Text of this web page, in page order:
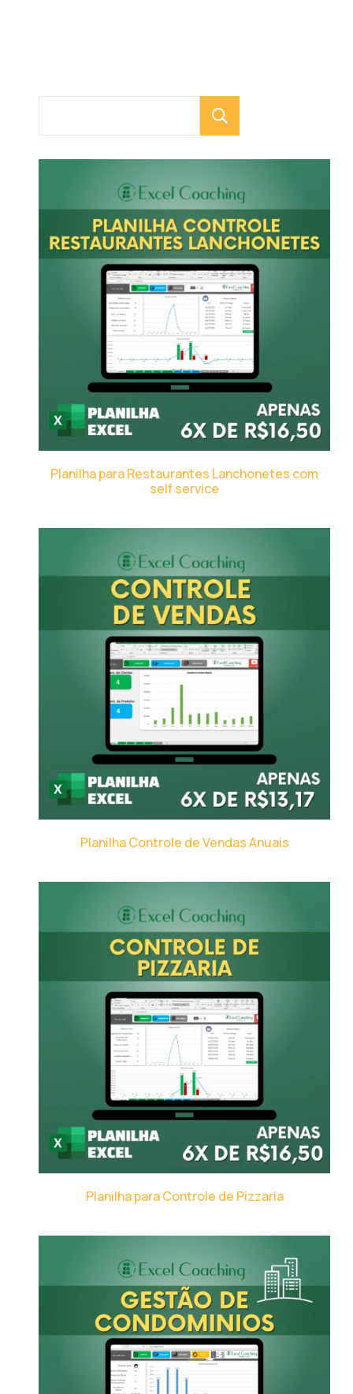
Planilha para Restaurantes Lanchonetes com
self service
Planilha Controle de Vendas Anuais
Planilha para Controle de Pizzaria